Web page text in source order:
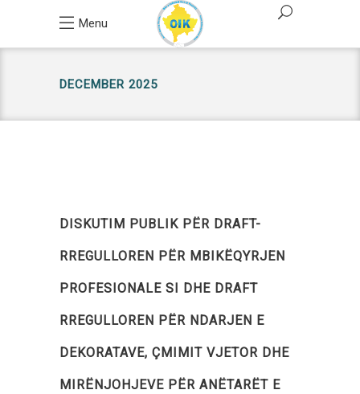
Menu
DECEMBER 2025
DISKUTIM PUBLIK PËR DRAFT-
RREGULLOREN PËR MBIKËQYRJEN
PROFESIONALE SI DHE DRAFT
RREGULLOREN PËR NDARJEN E
DEKORATAVE, ÇMIMIT VJETOR DHE
MIRËNJOHJEVE PËR ANËTARËT E